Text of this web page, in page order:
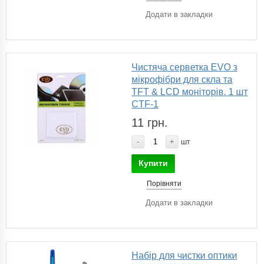
Додати в закладки
Чистяча серветка EVO з
мікрофібри для скла та
TFT & LCD моніторів. 1 шт
CTF-1
11 грн.
- + шт
Купити
Порівняти
Додати в закладки
Набір для чистки оптики